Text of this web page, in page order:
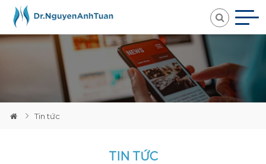
Loading...
Tin tức
TIN TỨC